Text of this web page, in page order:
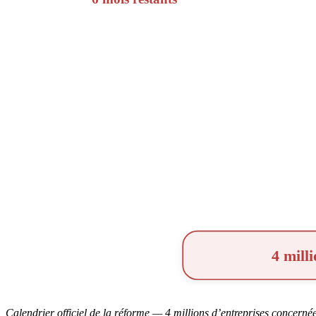
Calendrier officiel de la réforme — 4 millions d’entreprises